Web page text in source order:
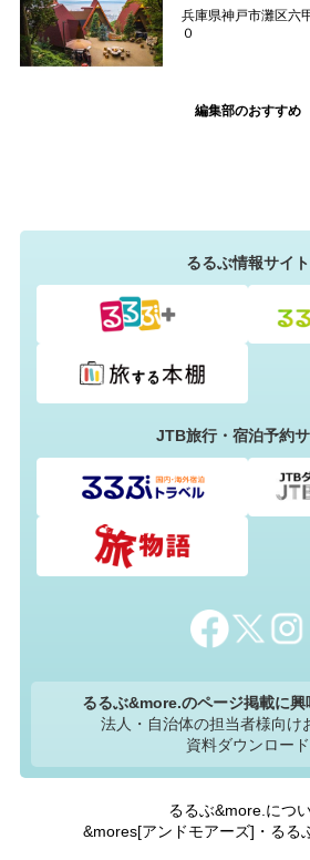
兵庫県神戸市灘区六
０
編集部のおすすめ
るるぶ情報サイト
JTB旅行・宿泊予約
るるぶ&more.のページ掲載に
法人・自治体の担当者様向け
資料ダウンロード
るるぶ&more.につ
&mores[アンドモアーズ]・るる